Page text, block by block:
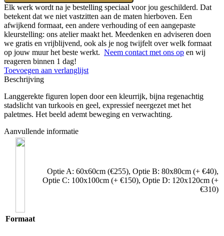
Elk werk wordt na je bestelling speciaal voor jou geschilderd. Dat
betekent dat we niet vastzitten aan de maten hierboven. Een
afwijkend formaat, een andere verhouding of een aangepaste
kleurstelling: ons atelier maakt het. Meedenken en adviseren doen
we gratis en vrijblijvend, ook als je nog twijfelt over welk formaat
op jouw muur het beste werkt. Neem contact met ons op en wij
reageren binnen 1 dag!
Toevoegen aan verlanglijst
Beschrijving
Langgerekte figuren lopen door een kleurrijk, bijna regenachtig
stadslicht van turkoois en geel, expressief neergezet met het
paletmes. Het beeld ademt beweging en verwachting.
Aanvullende informatie
Formaat
Optie A: 60x60cm (€255), Optie B: 80x80cm (+ €40),
Optie C: 100x100cm (+ €150), Optie D: 120x120cm (+
€310)